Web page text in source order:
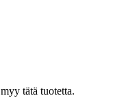
tätä tuotetta.